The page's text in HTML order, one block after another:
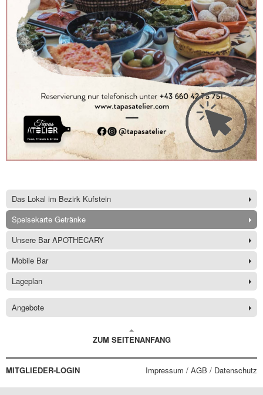
Das Lokal im Bezirk Kufstein
Speisekarte Getränke
Unsere Bar APOTHECARY
Mobile Bar
Lageplan
Angebote
ZUM SEITENANFANG
MITGLIEDER-LOGIN Impressum / AGB / Datenschutz